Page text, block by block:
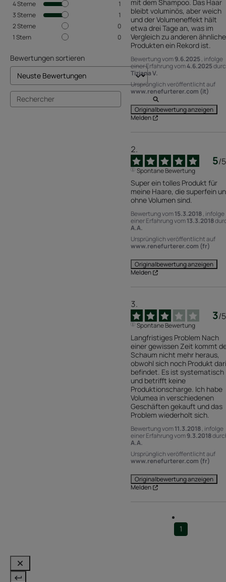
4Sterne
1
3Sterne
1
2Sterne
0
1Stern 0
Bewertungen sortieren
mit dem Shampoo. Das Haar
bleibt voluminös, aber weich
und der Volumeneffekt hält
etwa drei Tage an, was im
Vergleich zu anderen
Produkten ein Rekord ist.
Bewertung vom9.6.2025, infolge
einer Erfahrung vom4.6.2025
Tiziana V.
Ursprünglich veröffentlicht auf
www.renefurterer.com (it)
Originalbewertung anzeigen
Melden
5/5
Spontane Bewertung
Super ein tolles Produkt für
meine Haare, die superfein
ohne Volumen sind.
Bewertung vom15.3.2018, infolge
einer Erfahrung vom13.3.2018
A.A.
Ursprünglich veröffentlicht auf
www.renefurterer.com (fr)
Originalbewertung anzeigen
Melden
3/5
Spontane Bewertung
Langfristiges Problem Nach
einer gewissen Zeit kommt
Schaum nicht mehr heraus,
obwohl sich noch Produkt
befindet. Es ist systematisch
und betrifft keine
Produktionscharge. Ich habe
Volumea in verschiedenen
Geschäften gekauft und das
Problem wiederholt sich.
Bewertung vom11.3.2018, infolge
einer Erfahrung vom9.3.2018
A.A.
Ursprünglich veröffentlicht auf
www.renefurterer.com (fr)
Originalbewertung anzeigen
Melden
1